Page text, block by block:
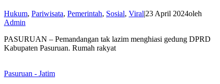
Hukum, Pariwisata, Pemerintah, Sosial, Viral|23 April 2024oleh
Admin
PASURUAN – Pemandangan tak lazim menghiasi gedung DPRD
Kabupaten Pasuruan. Rumah rakyat
Pasuruan - Jatim